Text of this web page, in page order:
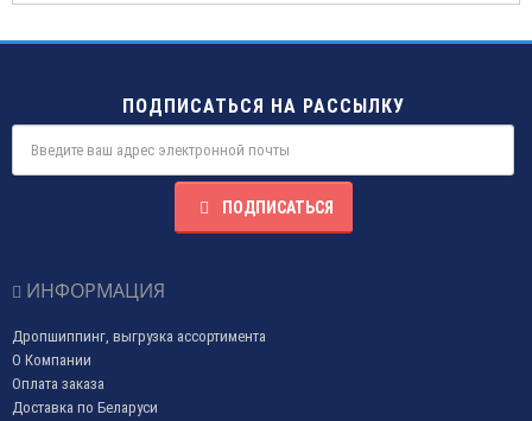
ПОДПИСАТЬСЯ НА РАССЫЛКУ
ПОДПИСАТЬСЯ
ИНФОРМАЦИЯ
Дропшиппинг, выгрузка ассортимента
О Компании
Оплата заказа
Доставка по Беларуси